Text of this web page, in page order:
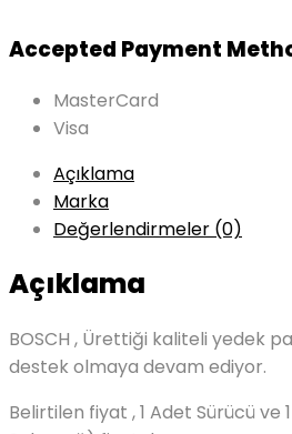
Accepted Payment
MasterCard
Visa
Açıklama
Marka
Değerlendirmeler (0)
Açıklama
BOSCH , Ürettiği kaliteli yedek
destek olmaya devam ediyor.
Belirtilen fiyat , 1 Adet Sürücü ve